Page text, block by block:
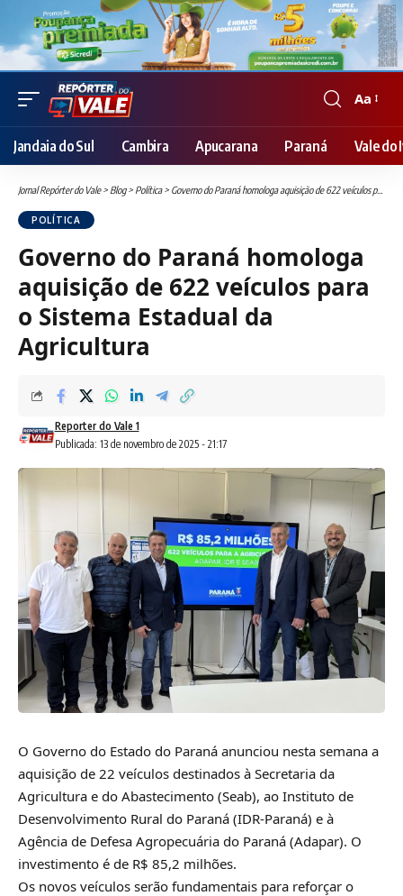
Font
Resizer
Aa
Jandaia do Sul Cambira Apucarana Paraná Vale do
Jornal Repórter do Vale> Blog> Política> Governo do Paraná homologa aquisição de 622 veículos para o Sistema Estadual da Agricultura
POLÍTICA
Governo do Paraná homologa
aquisição de 622 veículos para
o Sistema Estadual da
Agricultura
Publicada: 13 de novembro de 2025 - 21:17
Reporter do Vale 1
O Governo do Estado do Paraná anunciou nesta semana a
aquisição de 22 veículos destinados à Secretaria da
Agricultura e do Abastecimento (Seab), ao Instituto de
Desenvolvimento Rural do Paraná (IDR-Paraná) e à
Agência de Defesa Agropecuária do Paraná (Adapar). O
investimento é de R$ 85,2 milhões.
Os novos veículos serão fundamentais para reforçar o